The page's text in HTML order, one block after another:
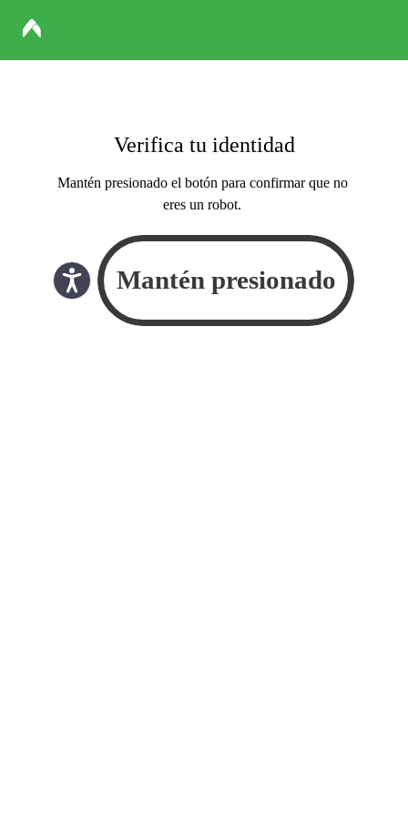
Verifica tu identidad
Mantén presionado el botón para confirmar que no
eres un robot.